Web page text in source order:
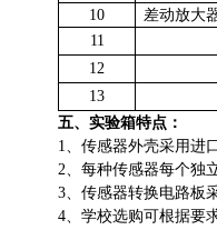
10
差动放大
11
12
13
五、实验箱特点：
1、传感器外壳采用进
2、每种传感器每个独
3、传感器转换电路板
4、学校选购可根据要